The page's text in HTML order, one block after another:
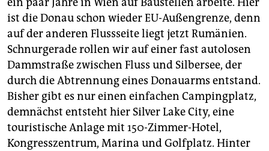
ein paar Jahre in Wien auf Baustellen arbeite. Hier
ist die Donau schon wieder EU-Außengrenze, denn
auf der anderen Flussseite liegt jetzt Rumänien.
Schnurgerade rollen wir auf einer fast autolosen
Dammstraße zwischen Fluss und Silbersee, der
durch die Abtrennung eines Donauarms entstand.
Bisher gibt es nur einen einfachen Campingplatz,
demnächst entsteht hier Silver Lake City, eine
touristische Anlage mit 150-Zimmer-Hotel,
Kongresszentrum, Marina und Golfplatz. Hinter